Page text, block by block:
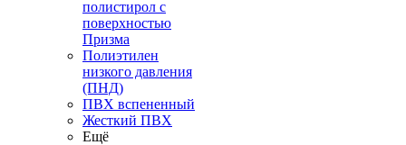
полистирол с
поверхностью
Призма
Полиэтилен
низкого давления
(ПНД)
ПВХ вспененный
Жесткий ПВХ
Ещё